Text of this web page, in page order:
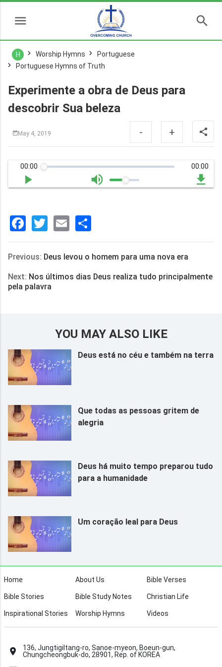
H Worship Hymns
Portuguese
Portuguese Hymns of Truth
Experimente a obra de Deus para
descobrir Sua beleza
May 4, 2019 - +
00:00 00:00
Facebook
Twitter
Email
享
Previous: Deus levou o homem para uma nova era
Next: Nos últimos dias Deus realiza tudo principalmente
pela palavra
YOU MAY ALSO LIKE
Deus está no céu e também na terra
Que todas as pessoas gritem de
alegria
Deus há muito tempo preparou tudo
para a humanidade
Um coração leal para Deus
Home About Us Bible Verses
Bible Stories Bible Study Notes Christian Life
Inspirational Stories Worship Hymns Videos
136, Jungtigiltang-ro, Sanoe-myeon, Boeun-gun,
Chungcheongbuk-do, 28901, Rep. of KOREA